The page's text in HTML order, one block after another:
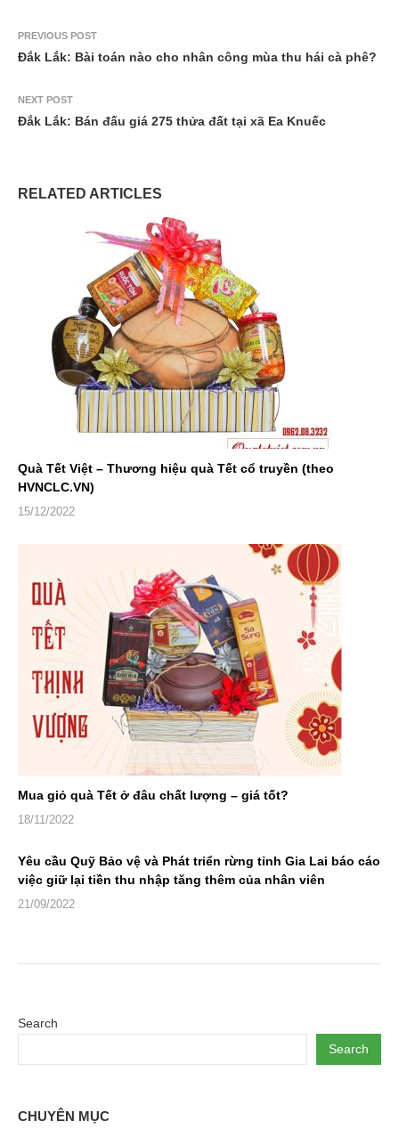
PREVIOUS POST
Đắk Lắk: Bài toán nào cho nhân công mùa thu hái cà phê?
NEXT POST
Đắk Lắk: Bán đấu giá 275 thửa đất tại xã Ea Knuếc
RELATED ARTICLES
Quà Tết Việt – Thương hiệu quà Tết cổ truyền (theo
HVNCLC.VN)
15/12/2022
Mua giỏ quà Tết ở đâu chất lượng – giá tốt?
18/11/2022
Yêu cầu Quỹ Bảo vệ và Phát triển rừng tỉnh Gia Lai báo cáo
việc giữ lại tiền thu nhập tăng thêm của nhân viên
21/09/2022
Search
Search
CHUYÊN MỤC